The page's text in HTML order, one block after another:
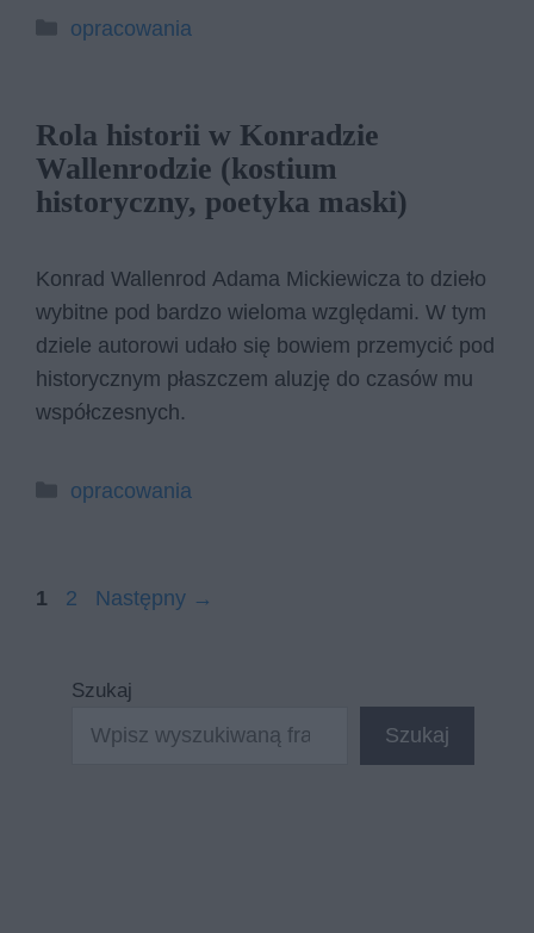
Kategorie
opracowania
Rola historii w Konradzie
Wallenrodzie (kostium
historyczny, poetyka maski)
Konrad Wallenrod Adama Mickiewicza to dzieło
wybitne pod bardzo wieloma względami. W tym
dziele autorowi udało się bowiem przemycić pod
historycznym płaszczem aluzję do czasów mu
współczesnych.
Kategorie
opracowania
Strona
1 Strona
2 Następny →
Szukaj
Szukaj